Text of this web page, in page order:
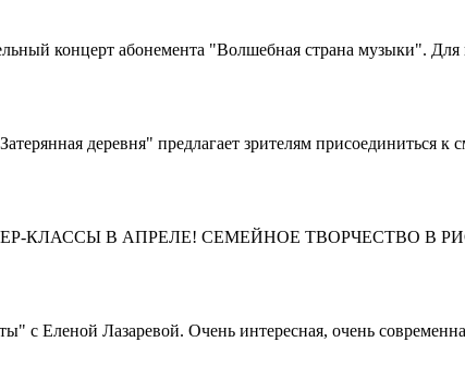
концерт абонемента "Волшебная страна музыки". Для
деревня" предлагает зрителям присоединиться к
КЛАССЫ В АПРЕЛЕ! СЕМЕЙНОЕ ТВОРЧЕСТВО В РИО –
Еленой Лазаревой. Очень интересная, очень